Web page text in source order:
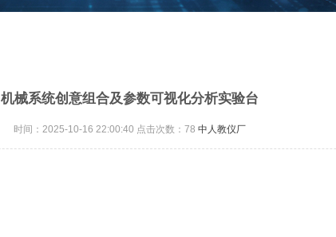
机械系统创意组合及参数可视化分析实验台
时间：2025-10-16 22:00:40 点击次数： 78 中人教仪厂